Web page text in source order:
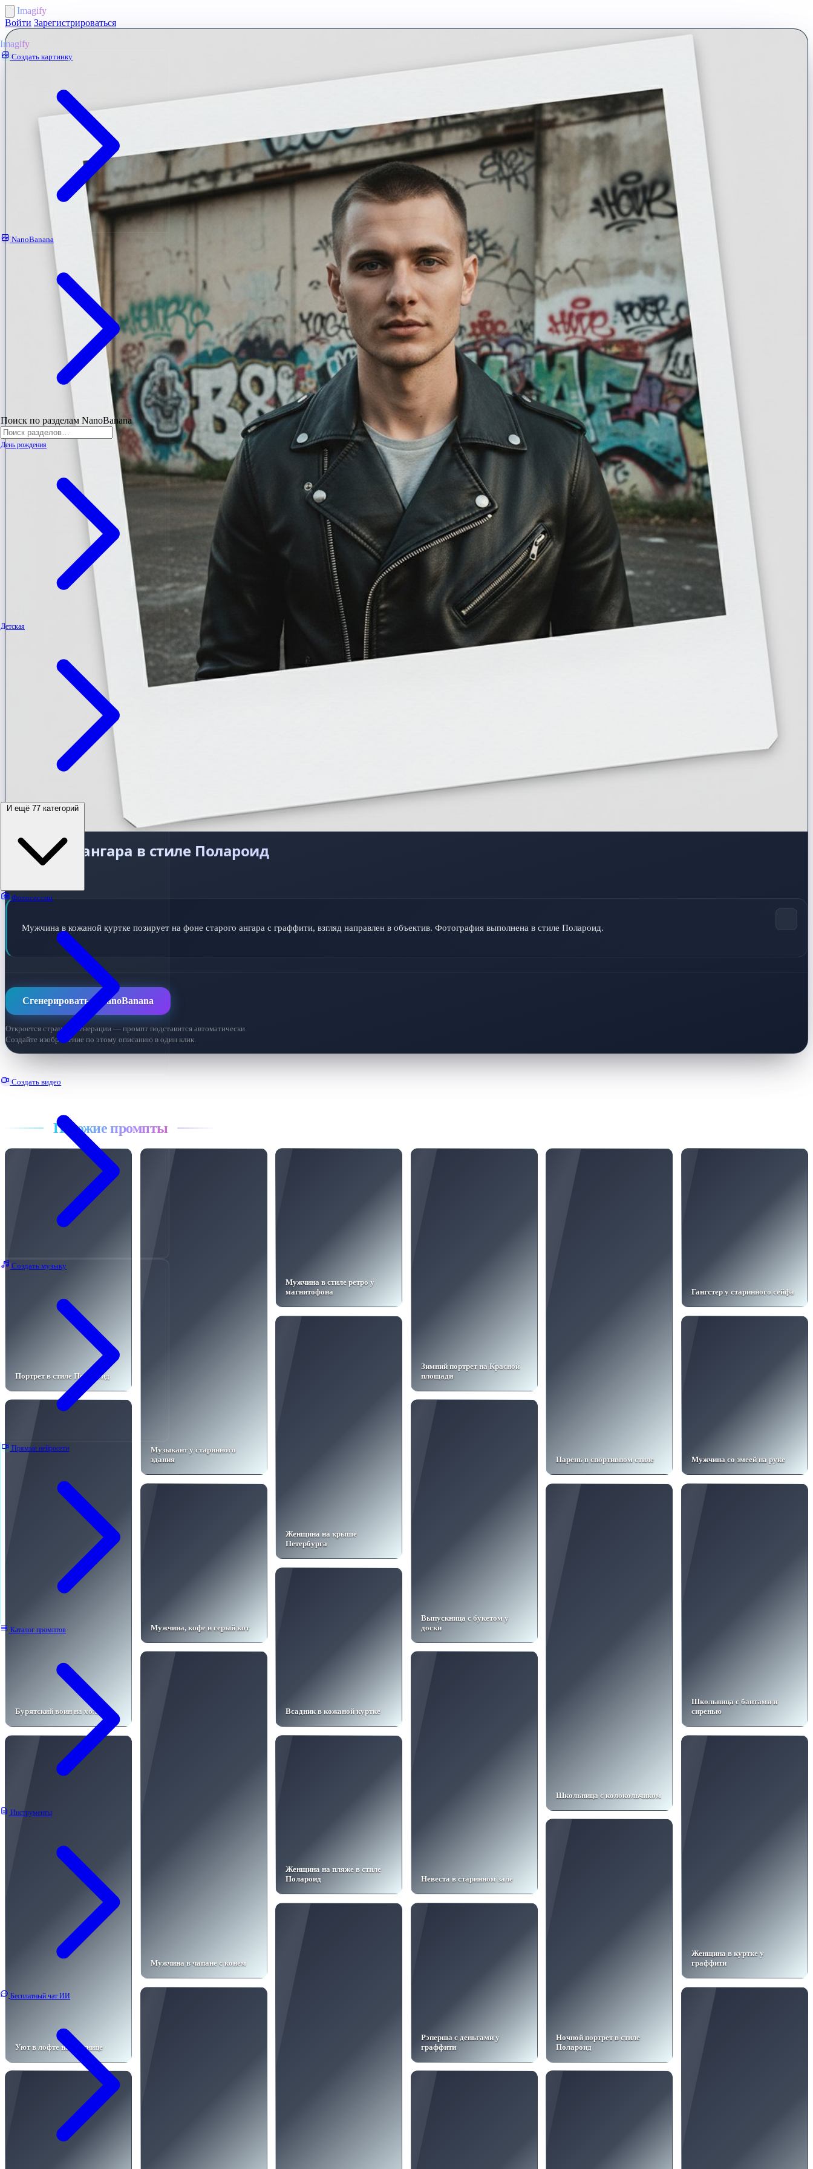
Imagify
Войти Зарегистрироваться
Imagify
Создать картинку
NanoBanana
Поиск по разделам NanoBanana
День рождения
Детская
И ещё 77 категорий
Фотосессии
Создать видео
Создать музыку
Прямые нейросети
Каталог промптов
Инструменты
Бесплатный чат ИИ
Портрет у ангара в стиле Полароид
Мужчина в кожаной куртке позирует на фоне старого ангара с граффити, взгляд направлен в объектив. Фотография выполнена в стиле Полароид.
Сгенерировать в NanoBanana
Откроется страница генерации — промпт подставится автоматически.
Создайте изображение по этому описанию в один клик.
Похожие промпты
Портрет в стиле Полароид
Музыкант у старинного
здания
Мужчина в стиле ретро у
магнитофона
Зимний портрет на Красной
площади
Парень в спортивном стиле
Гангстер у старинного сейфа
Женщина на крыше
Петербурга
Мужчина со змеей на руке
Бурятский воин на холме
Выпускница с букетом у
доски
Мужчина, кофе и серый кот
Школьница с колокольчиком
Школьница с бантами и
сиренью
Всадник в кожаной куртке
Мужчина в чапане с конем
Невеста в старинном зале
Уют в лофте на лестнице
Женщина на пляже в стиле
Полароид
Женщина в куртке у
граффити
Ночной портрет в стиле
Полароид
Рэперша с деньгами у
граффити